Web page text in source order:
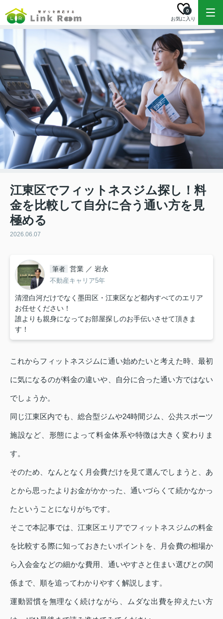
お気に入り
0
江東区でフィットネスジム探し！料
金を比較して自分に合う通い方を見
極める
2026.06.07
筆者 営業 ／ 岩永
不動産キャリア5年
清澄白河だけでなく墨田区・江東区など都内すべてのエリア
お任せください！
誰よりも親身になってお部屋探しのお手伝いさせて頂きま
す！
これからフィットネスジムに通い始めたいと考えた時、最初
に気になるのが料金の違いや、自分に合った通い方ではない
でしょうか。
同じ江東区内でも、総合型ジムや24時間ジム、公共スポーツ
施設など、形態によって料金体系や特徴は大きく変わりま
す。
そのため、なんとなく月会費だけを見て選んでしまうと、あ
とから思ったよりお金がかかった、通いづらくて続かなかっ
たということになりがちです。
そこで本記事では、江東区エリアでフィットネスジムの料金
を比較する際に知っておきたいポイントを、月会費の相場か
ら入会金などの細かな費用、通いやすさと住まい選びとの関
係まで、順を追ってわかりやすく解説します。
運動習慣を無理なく続けながら、ムダな出費を抑えたい方